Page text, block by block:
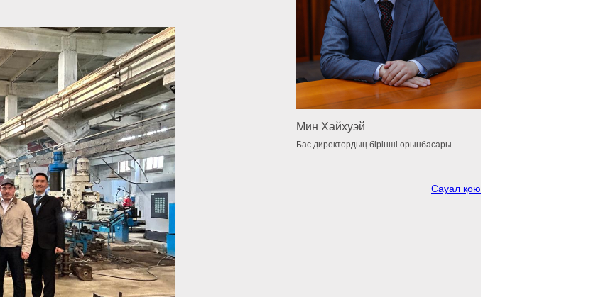
Мин Хайхуэй
Бас директордың бірінші орынбасары
Сауал қою